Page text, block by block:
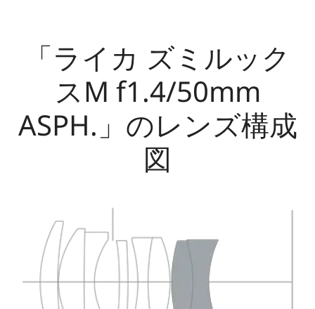
「ライカ ズミルック
スM f1.4/50mm
ASPH.」のレンズ構成
図